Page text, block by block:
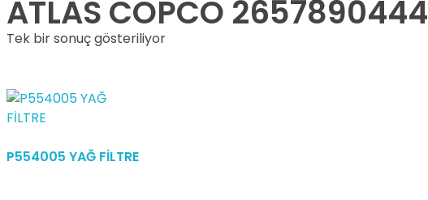
ATLAS COPCO 2657890444
Tek bir sonuç gösteriliyor
P554005 YAĞ FİLTRE